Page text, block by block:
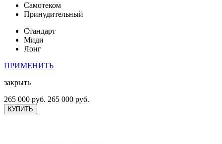
Самотеком
Принудительный
Стандарт
Миди
Лонг
ПРИМЕНИТЬ
закрыть
265 000 руб. 265 000 руб.
КУПИТЬ